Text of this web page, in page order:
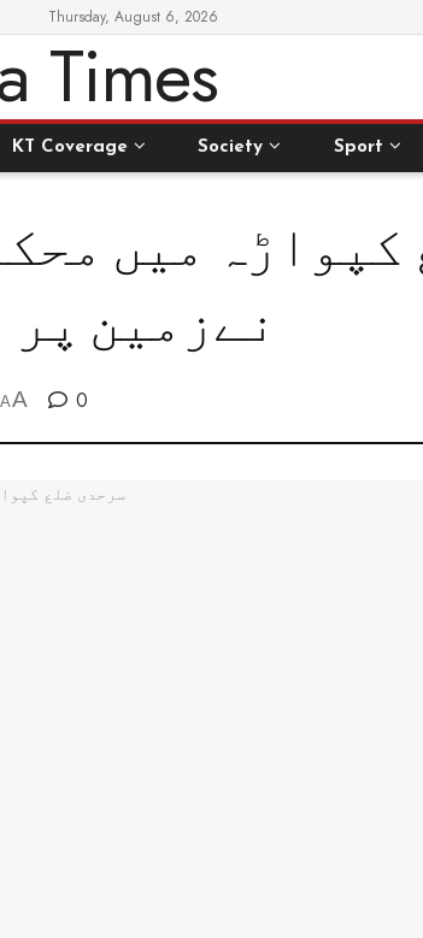
Thursday, August 6, 2026
KT Coverage Society Sport
میں
نےزمین
AA 0